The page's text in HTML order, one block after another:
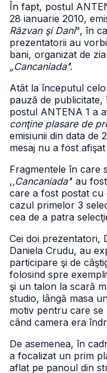
În fapt, postul
28 ianuarie 2010,
Răzvan şi Dani", în
prezentatorii au
bani, organizat de
„Cancaniada’’.
Atât la începutul
pauză de
postul ANTENA 1 a
conţine plasare de
emisiunii din data de
mesaj nu a fost
Fragmentele în care
,,Cancaniada’’ au
care a fost postat
cazul primelor 3
cea de a patra
Cei doi prezentatori,
Daniela Crudu, au
participare şi de
folosind spre
şi un talon la scară
studio, lângă masa
motiv pentru care
când camera era
De asemenea, în
a focalizat un prim
aflat pe panoul din